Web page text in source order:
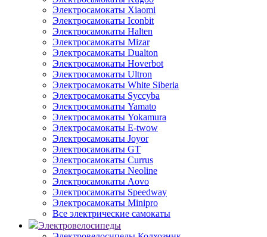
Электросамокаты Xiaomi
Электросамокаты Iconbit
Электросамокаты Halten
Электросамокаты Mizar
Электросамокаты Dualton
Электросамокаты Hoverbot
Электросамокаты Ultron
Электросамокаты White Siberia
Электросамокаты Syccyba
Электросамокаты Yamato
Электросамокаты Yokamura
Электросамокаты E-twow
Электросамокаты Joyor
Электросамокаты GT
Электросамокаты Currus
Электросамокаты Neoline
Электросамокаты Aovo
Электросамокаты Speedway
Электросамокаты Minipro
Все электрические самокаты
Электровелосипеды